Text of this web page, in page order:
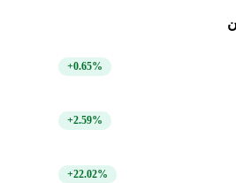
+0.65%
+2.59%
+22.02%